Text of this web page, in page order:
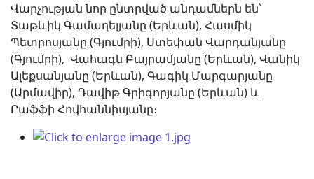
Վարչության նոր ընտրված անդամներն են՝
Տաթևիկ Գամաղելյանը (Երևան), Հասմիկ
Պետրոսյանը (Գյումրի), Ստեփան Վարդանյանը
(Գյումրի), Վահագն Բայրամյանը (Երևան), Վանիկ
Ալեքսանյանը (Երևան), Գագիկ Մարգարյանը
(Արմավիր), Դավիթ Գրիգորյանը (Երևան) և
Րաֆֆի Հովհաննիսյանը։